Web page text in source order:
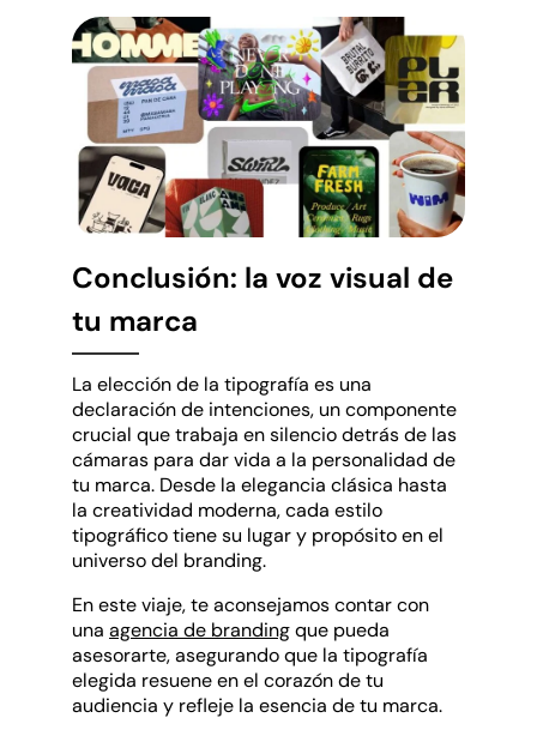
Conclusión: la voz visual de
tu marca
La elección de la tipografía es una
declaración de intenciones, un componente
crucial que trabaja en silencio detrás de las
cámaras para dar vida a la personalidad de
tu marca. Desde la elegancia clásica hasta
la creatividad moderna, cada estilo
tipográfico tiene su lugar y propósito en el
universo del branding.
En este viaje, te aconsejamos contar con
una agencia de brandingque pueda
asesorarte, asegurando que la tipografía
elegida resuene en el corazón de tu
audiencia y refleje la esencia de tu marca.